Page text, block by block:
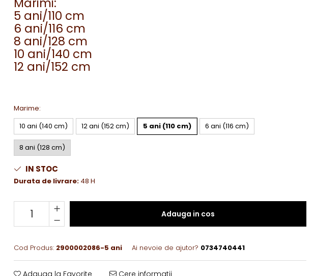
5 ani/110 cm
6 ani/116 cm
8 ani/128 cm
10 ani/140 cm
12 ani/152 cm
Marime:
10 ani (140 cm)
12 ani (152 cm) 5 ani (110 cm) 6 ani (116 cm)
8 ani (128 cm)
IN STOC
Durata de livrare: 48 H
Adauga in cos
Cod Produs: 2900002086-5 ani Ai nevoie de ajutor? 0734740441
Adauga la Favorite Cere informatii